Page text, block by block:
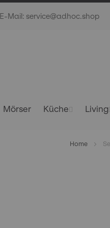
E-Mail: service@adhoc.shop
Mörser Küche Living
Home